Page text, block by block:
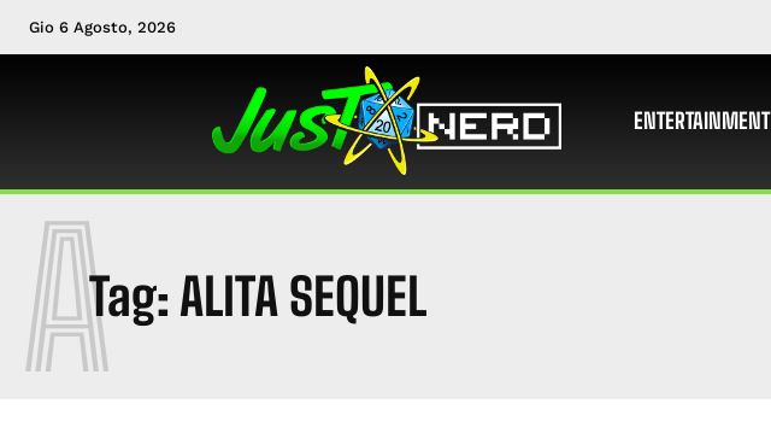
Gio 6 Agosto, 2026
ENTERTAINMENT
Tag: ALITA SEQUEL
A